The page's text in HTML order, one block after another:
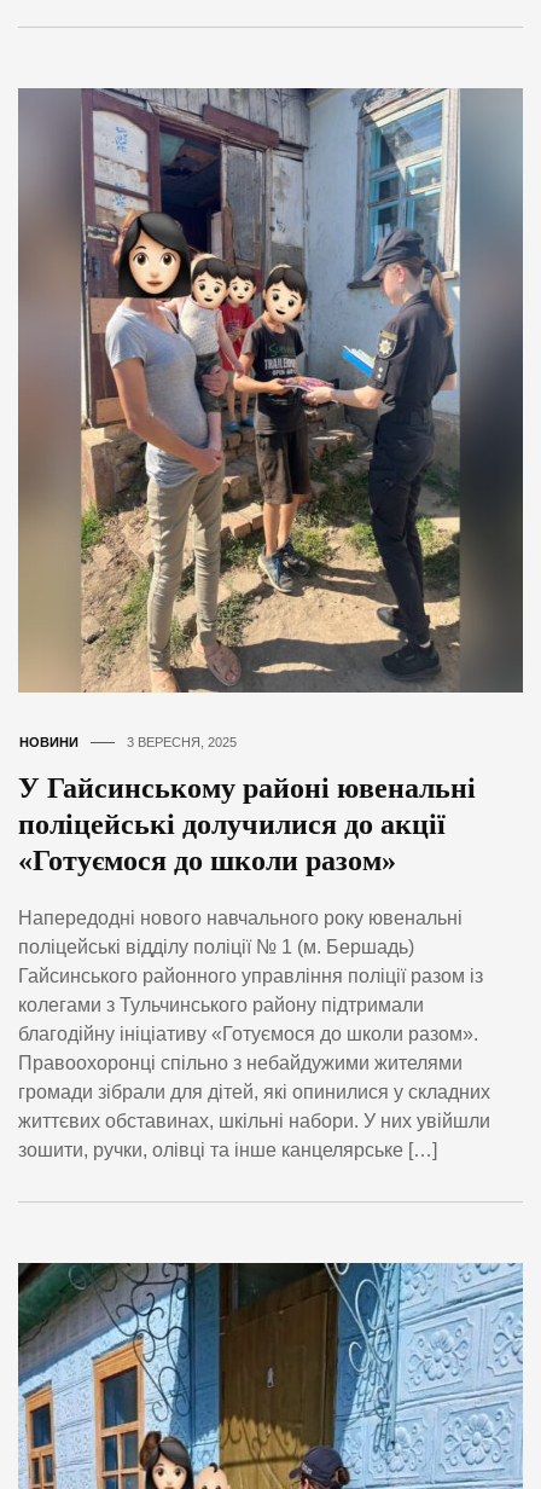
НОВИНИ 3 ВЕРЕСНЯ, 2025
У Гайсинському районі ювенальні
поліцейські долучилися до акції
«Готуємося до школи разом»
Напередодні нового навчального року ювенальні
поліцейські відділу поліції № 1 (м. Бершадь)
Гайсинського районного управління поліції разом із
колегами з Тульчинського району підтримали
благодійну ініціативу «Готуємося до школи разом».
Правоохоронці спільно з небайдужими жителями
громади зібрали для дітей, які опинилися у складних
життєвих обставинах, шкільні набори. У них увійшли
зошити, ручки, олівці та інше канцелярське […]